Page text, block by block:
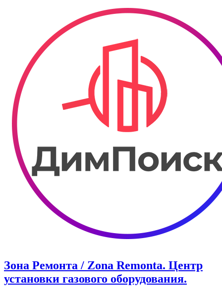
Зона Ремонта / Zona Remonta. Центр
установки газового оборудования.